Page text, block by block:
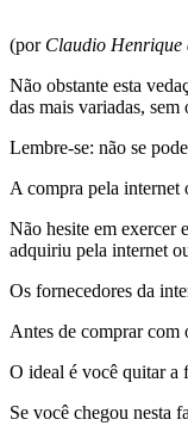
(por Claudio Henrique
Não obstante esta
das mais variadas, sem
Lembre-se: não se
A compra pela internet
Não hesite em exercer
adquiriu pela internet
Os fornecedores da
Antes de comprar com
O ideal é você quitar a
Se você chegou nesta